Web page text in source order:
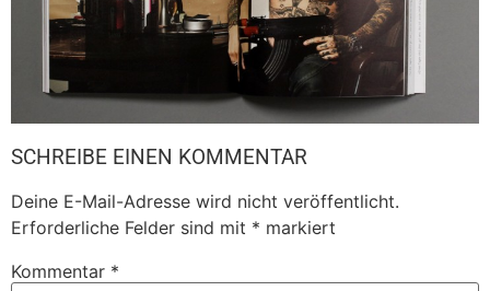
SCHREIBE EINEN KOMMENTAR
Deine E-Mail-Adresse wird nicht veröffentlicht.
Erforderliche Felder sind mit * markiert
Kommentar *